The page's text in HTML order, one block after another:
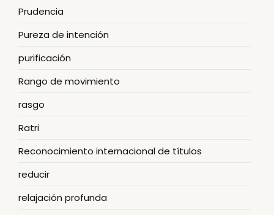
Prudencia
Pureza de intención
purificación
Rango de movimiento
rasgo
Ratri
Reconocimiento internacional de títulos
reducir
relajación profunda